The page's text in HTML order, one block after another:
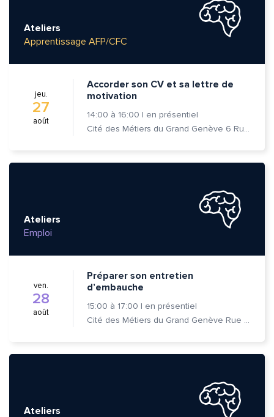
Ateliers
Apprentissage AFP/CFC
jeu.
27
août
Accorder son CV et sa lettre de
motivation
14:00 à 16:00 | en présentiel
Cité des Métiers du Grand Genève 6 Rue Prévost-Martin 1205 Genève
Ateliers
Emploi
ven.
28
août
Préparer son entretien
d’embauche
15:00 à 17:00 | en présentiel
Cité des Métiers du Grand Genève Rue Prévost-Martin 6 1205 Genève
Ateliers